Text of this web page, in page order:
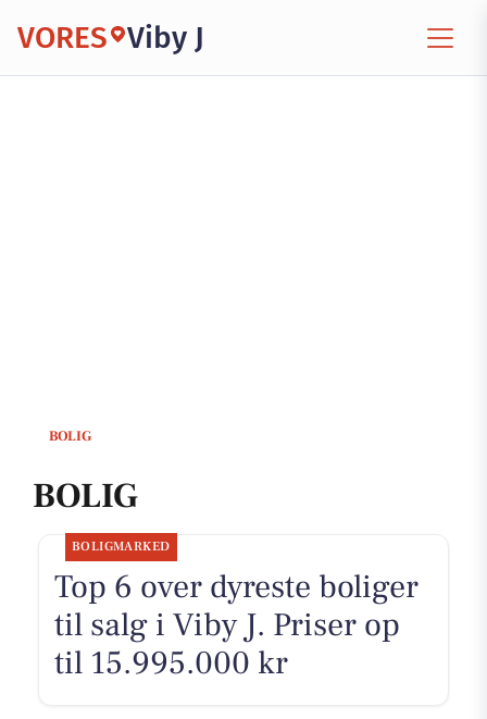
VORES Viby J
BOLIG
BOLIG
BOLIGMARKED
Top 6 over dyreste boliger
til salg i Viby J. Priser op
til 15.995.000 kr